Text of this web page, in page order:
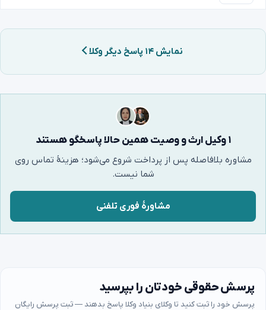
نمایش ۱۴ پاسخ دیگر وکلا
۱ وکیل ارث و وصیت همین حالا پاسخگو هستند
مشاوره بلافاصله پس از پرداخت شروع می‌شود؛ هزینهٔ تماس روی
شما نیست.
مشاورهٔ فوری تلفنی
پرسش حقوقی خودتان را بپرسید
پرسش خود را ثبت کنید تا وکلای بنیاد وکلا پاسخ بدهند — ثبت پرسش رایگان